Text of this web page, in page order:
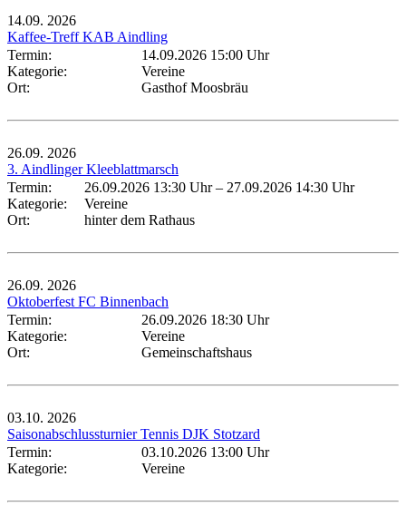
14.09. 2026
Kaffee-Treff KAB Aindling
Termin:
14.09.2026 15:00 Uhr
Kategorie:
Vereine
Ort:
Gasthof Moosbräu
26.09. 2026
3. Aindlinger Kleeblattmarsch
Termin:
26.09.2026 13:30 Uhr– 27.09.2026 14:30 Uhr
Kategorie:
Vereine
Ort:
hinter dem Rathaus
26.09. 2026
Oktoberfest FC Binnenbach
Termin:
26.09.2026 18:30 Uhr
Kategorie:
Vereine
Ort:
Gemeinschaftshaus
03.10. 2026
Saisonabschlussturnier Tennis DJK Stotzard
Termin:
03.10.2026 13:00 Uhr
Kategorie:
Vereine